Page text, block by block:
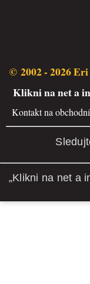
© 2002 - 2026
Klikni na net a
Kontakt na
„Klikni na net a